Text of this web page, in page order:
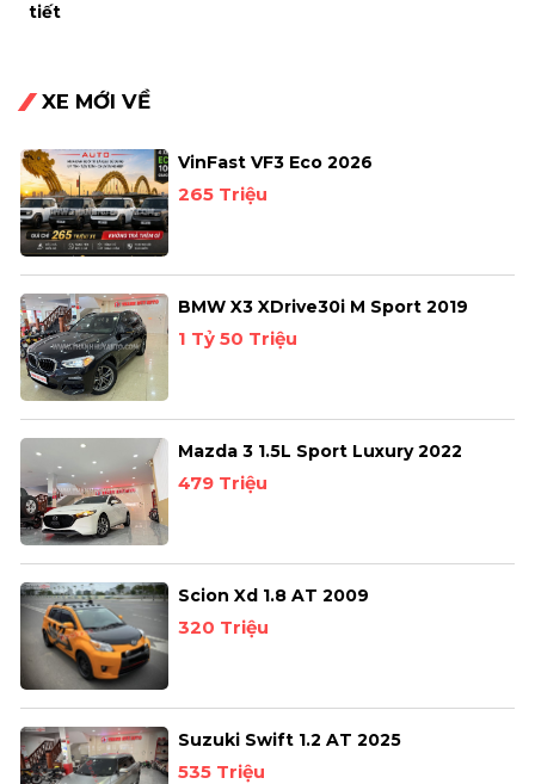
tiết
XE MỚI VỀ
VinFast VF3 Eco 2026
265 Triệu
BMW X3 XDrive30i M Sport 2019
1 Tỷ 50 Triệu
Mazda 3 1.5L Sport Luxury 2022
479 Triệu
Scion Xd 1.8 AT 2009
320 Triệu
Suzuki Swift 1.2 AT 2025
535 Triệu